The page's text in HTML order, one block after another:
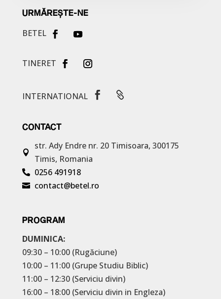
URMĂREȘTE-NE
BETEL
TINERET
INTERNATIONAL  
CONTACT

str. Ady Endre nr. 20 Timisoara, 300175
Timis, Romania
 0256 491918
 contact@betel.ro
PROGRAM
DUMINICA:
09:30 – 10:00 (Rugăciune)
10:00 – 11:00 (Grupe Studiu Biblic)
11:00 – 12:30 (Serviciu divin)
16:00 – 18:00 (Serviciu divin in Engleza)